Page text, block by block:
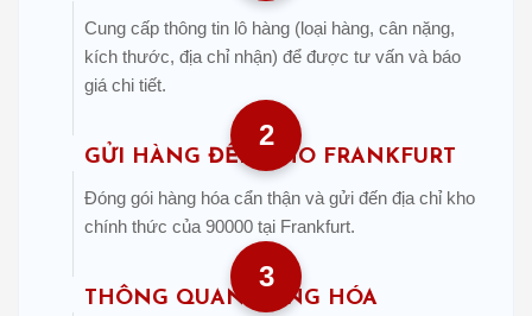
Cung cấp thông tin lô hàng (loại hàng, cân nặng,
kích thước, địa chỉ nhận) để được tư vấn và báo
giá chi tiết.
2
GỬI HÀNG ĐẾN KHO FRANKFURT
Đóng gói hàng hóa cẩn thận và gửi đến địa chỉ kho
chính thức của 90000 tại Frankfurt.
3
THÔNG QUAN HÀNG HÓA